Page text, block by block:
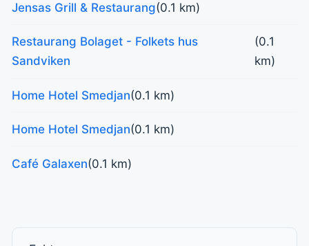
Jensas Grill & Restaurang(0.1 km)
Restaurang Bolaget - Folkets hus
Sandviken
(0.1
km)
Home Hotel Smedjan(0.1 km)
Home Hotel Smedjan(0.1 km)
Café Galaxen(0.1 km)